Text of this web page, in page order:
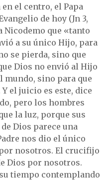
el centro, el Papa
de hoy (Jn 3,
Nicodemo que «tanto
a su único Hijo, para
se pierda, sino que
Dios no envió al Hijo
mundo, sino para que
el juicio es este, dice
pero los hombres
la luz, porque sus
Dios parece una
nos dio el único
nosotros. El crucifijo
Dios por nosotros.
tiempo contemplando